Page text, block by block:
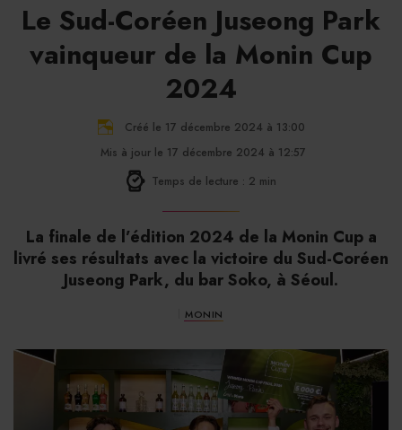
Le Sud-Coréen Juseong Park
vainqueur de la Monin Cup
2024
Créé le 17 décembre 2024 à 13:00
Mis à jour le 17 décembre 2024 à 12:57
Temps de lecture : 2 min
La finale de l’édition 2024 de la Monin Cup a
livré ses résultats avec la victoire du Sud-Coréen
Juseong Park, du bar Soko, à Séoul.
MONIN